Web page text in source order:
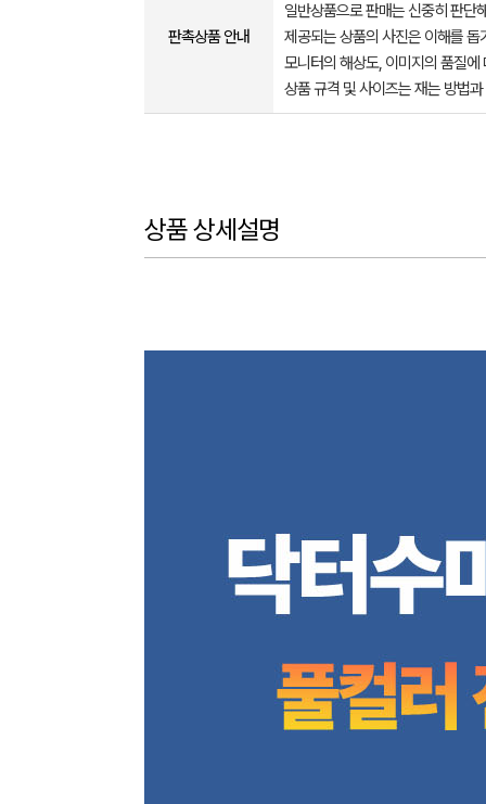
판촉상품 안내
일반상품으로 판매는 신중히 판단
제공되는 상품의 사진은 이해를
모니터의 해상도, 이미지의 품질
상품 규격 및 사이즈는 재는 방법
상품 상세설명